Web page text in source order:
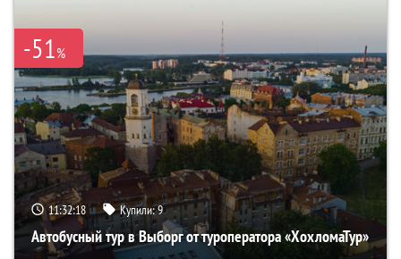
-51%
11:32:16 Купили:9
Автобусный тур в Выборг от туроператора «ХохломаТур»